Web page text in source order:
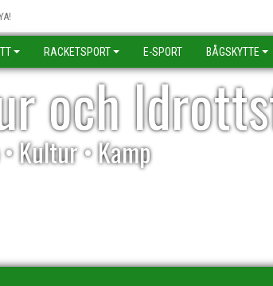
RACKETSPORT E-SPORT BÅGSKYTTE
och
Kultur • Kamp